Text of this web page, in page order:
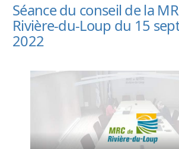
Séance du conseil de la
Rivière-du-Loup du 15
2022